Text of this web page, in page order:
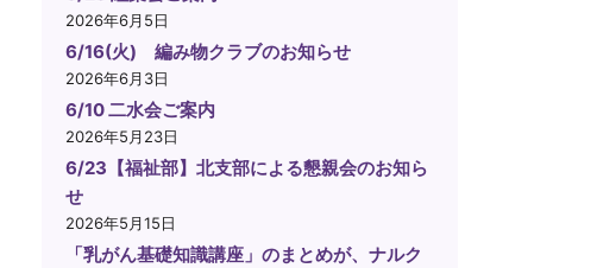
2026年6月5日
6/16(火) 編み物クラブのお知らせ
2026年6月3日
6/10 二水会ご案内
2026年5月23日
6/23【福祉部】北支部による懇親会のお知ら
せ
2026年5月15日
「乳がん基礎知識講座」のまとめが、ナルク